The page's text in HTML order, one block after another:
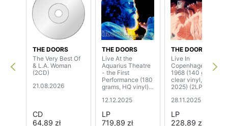
THE DOORS
The Very Best Of
& L.A. Woman
(2CD)
21.08.2026
CD
64,89 zł
THE DOORS
Live At the
Aquarius Theatre
- the First
Performance (180
grams, HQ vinyl)
12.12.2025
LP
719,89 zł
THE DOORS
Live In
Copenhagen,
1968 (140 grams,
clear vinyl, RSD
2025) (2LP)
28.11.2025
LP
228,89 zł